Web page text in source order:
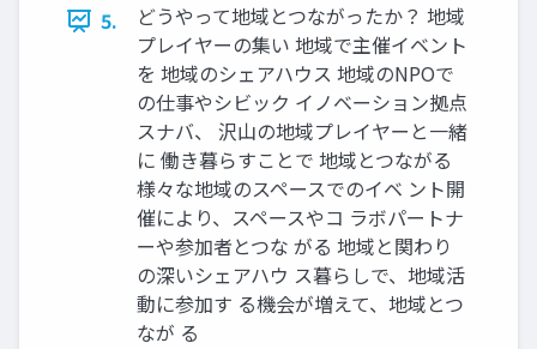
5.
どうやって地域とつながったか？ 地域
プレイヤーの集い 地域で主催イベント
を 地域のシェアハウス 地域のNPOで
の仕事やシビック イノベーション拠点
スナバ、 沢山の地域プレイヤーと一緒
に 働き暮らすことで 地域とつながる
様々な地域のスペースでのイベ ント開
催により、スペースやコ ラボパートナ
ーや参加者とつな がる 地域と関わり
の深いシェアハウ ス暮らしで、地域活
動に参加す る機会が増えて、地域とつ
なが る